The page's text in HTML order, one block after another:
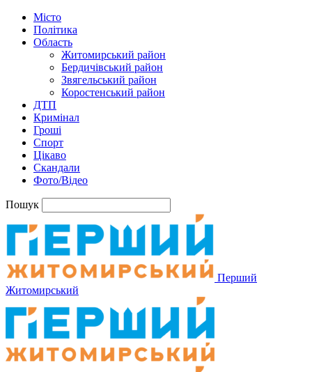
Місто
Політика
Область
Житомирський район
Бердичівський район
Звягельський район
Коростенський район
ДТП
Кримінал
Гроші
Спорт
Цікаво
Скандали
Фото/Відео
Пошук
Перший
Житомирський